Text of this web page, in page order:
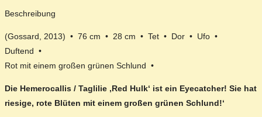
Beschreibung
(Gossard, 2013) • 76 cm • 28 cm • Tet • Dor • Ufo •
Duftend •
Rot mit einem großen grünen Schlund •
Die Hemerocallis / Taglilie ‚Red Hulk‘ ist ein Eyecatcher! Sie hat
riesige, rote Blüten mit einem großen grünen Schlund!‘